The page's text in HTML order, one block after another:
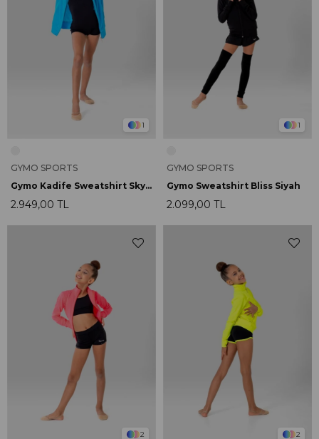
1
GYMO SPORTS
Gymo Kadife Sweatshirt Sky Mavi
2.949,00 TL
1
GYMO SPORTS
Gymo Sweatshirt Bliss Siyah
2.099,00 TL
2 2